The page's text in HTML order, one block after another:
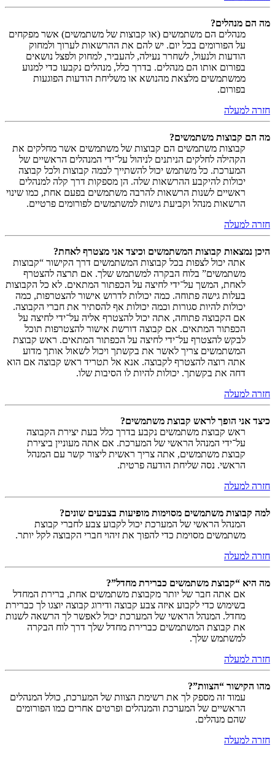
מה הם מנהלים?
מנהלים הם משתמשים (או קבוצות של משתמשים) אשר מפקחים
על הפורומים בכל יום. יש להם את ההרשאות לערוך ולמחוק
הודעות ולנעול, לשחרר נעילה, להעביר, למחוק ולפצל נושאים
בפורום אותו הם מנהלים. בדרך כלל, מנהלים נקבעו כדי למנוע
ממשתמשים מלצאת מהנושא או משליחת הודעות הפוגעות
בפורום.
חזרה למעלה
מה הם קבוצות משתמשים?
קבוצות משתמשים הם קבוצות של משתמשים אשר מחלקים את
הקהילה לחלקים הניתנים לניהול על־ידי המנהלים הראשיים של
המערכת. כל משתמש יכול להשתייך לכמה קבוצות ולכל קבוצה
יכולות להיקבע ההרשאות שלה. הן מספקות דרך קלה למנהלים
ראשיים לשנות הרשאות להרבה משתמשים בפעם אחת, כמו שינוי
הרשאות מנהל וקביעת גישות למשתמשים לפורומים פרטיים.
חזרה למעלה
היכן נמצאות קבוצות המשתמשים וכיצד אני מצטרף לאחת?
אתה יכול לצפות בכל קבוצות המשתמשים דרך הקישור “קבוצות
משתמשים” בלוח הבקרה למשתמש שלך. אם תרצה להצטרף
לאחת, המשך על־ידי לחיצה על הכפתור המתאים. לא כל הקבוצות
בעלות גישה פתוחה. כמה יכולות לדרוש אישור להצטרפות, כמה
יכולות להיות סגורות וכמה יכולות אף להסתיר את חברי הקבוצה.
אם הקבוצה פתוחה, אתה יכול להצטרף אליה על־ידי לחיצה על
הכפתור המתאים. אם קבוצה דורשת אישור להצטרפות תוכל
לבקש להצטרף על־ידי לחיצה על הכפתור המתאים. ראש קבוצת
המשתמשים צריך לאשר את בקשתך ויכול לשאול אותך מדוע
אתה רוצה להצטרף לקבוצה. אנא אל תטריד ראש קבוצה אם הוא
דחה את בקשתך. יכולות להיות לו הסיבות שלו.
חזרה למעלה
כיצד אני הופך לראש קבוצת משתמשים?
ראש קבוצת משתמשים נקבע בדרך כלל בעת יצירת הקבוצה
על־ידי המנהל הראשי של המערכת. אם אתה מעוניין ביצירת
קבוצת משתמשים, אתה צריך ראשית ליצור קשר עם המנהל
הראשי. נסה שליחת הודעה פרטית.
חזרה למעלה
למה קבוצות משתמשים מסוימות מופיעות בצבעים שונים?
המנהל הראשי של המערכת יכול לקבוע צבע לחברי קבוצת
משתמשים מסוימת כדי להפוך את זיהוי חברי הקבוצה לקל יותר.
חזרה למעלה
מה היא “קבוצת משתמשים כברירת מחדל”?
אם אתה חבר של יותר מקבוצת משתמשים אחת, ברירת המחדל
בשימוש כדי לקבוע איזה צבע קבוצה ודירוג קבוצה יוצגו לך כברירת
מחדל. המנהל הראשי של המערכת יכול לאפשר לך הרשאה לשנות
את קבוצת המשתמשים כברירת מחדל שלך דרך לוח הבקרה
למשתמש שלך.
חזרה למעלה
מהו הקישור “הצוות”?
עמוד זה מספק לך את רשימת הצוות של המערכת, כולל המנהלים
הראשיים של המערכת והמנהלים ופרטים אחרים כמו הפורומים
שהם מנהלים.
חזרה למעלה